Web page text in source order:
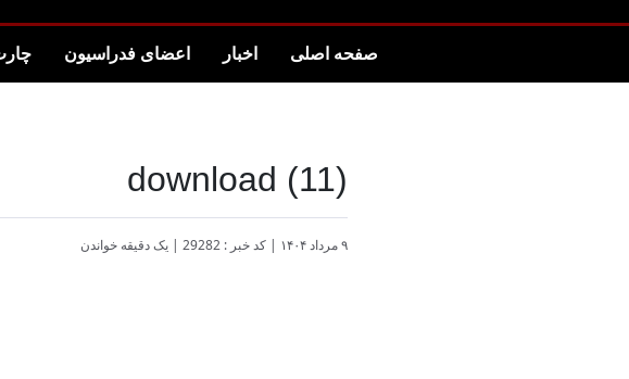
صفحه اصلی اخبار اعضای فدراسیون
download (11)
۹ مرداد ۱۴۰۴ |کد خبر : 29282 |یک دقیقه خواندن